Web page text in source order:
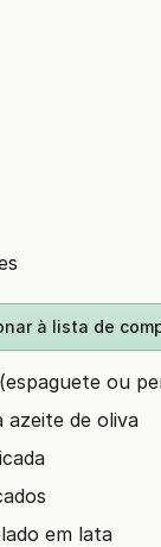
à lista de
ou
azeite de oliva
em lata